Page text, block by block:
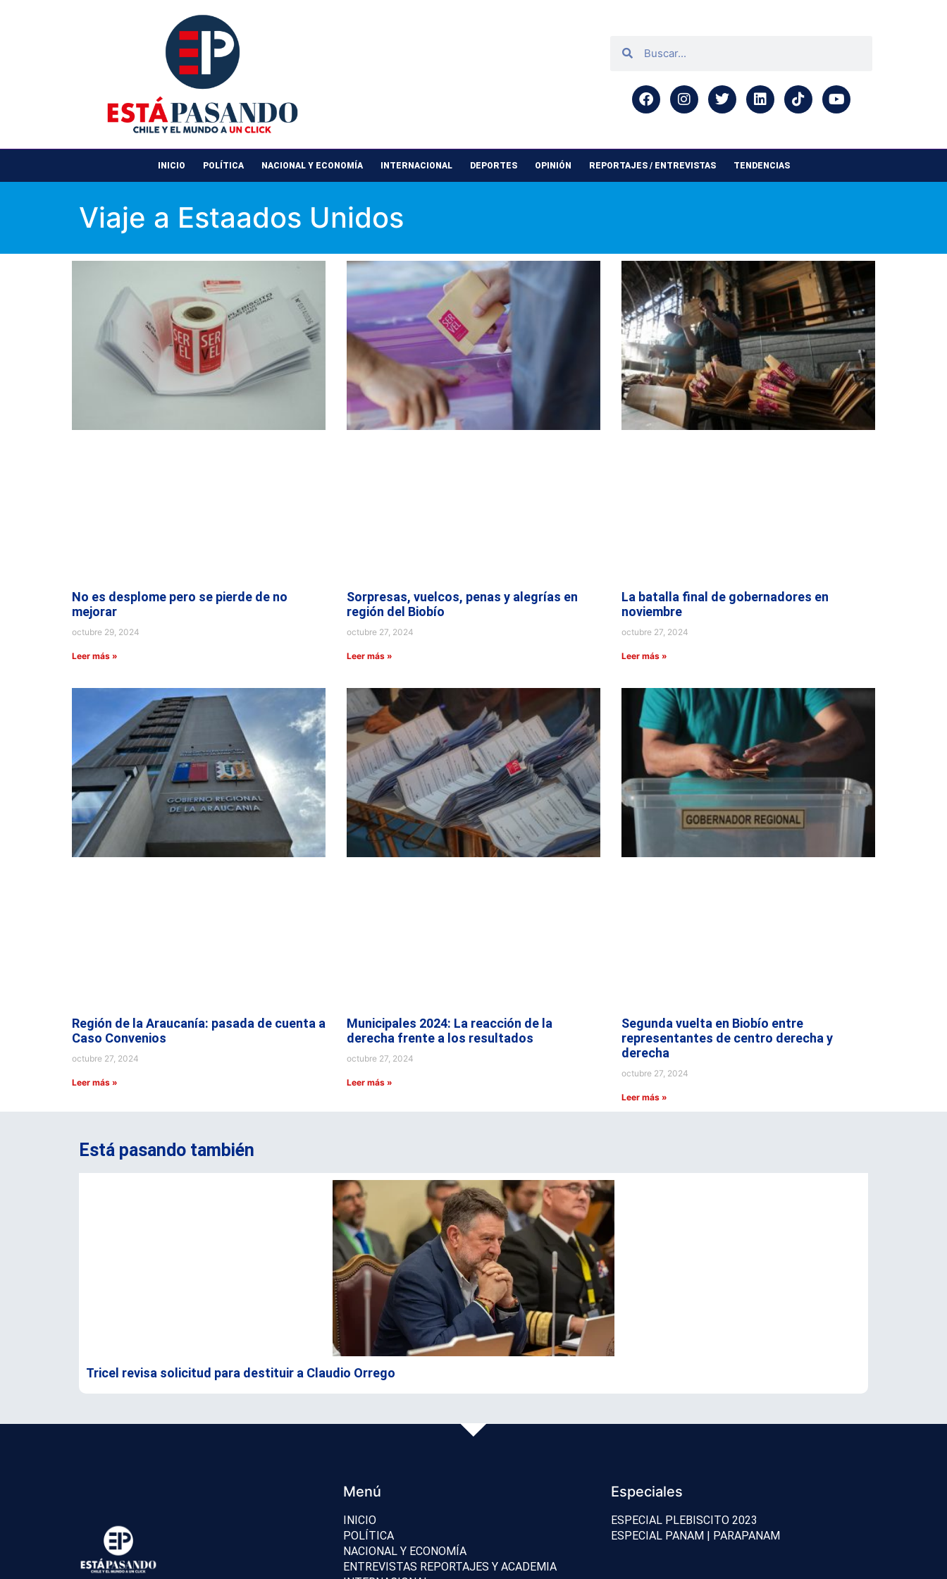
INICIO POLÍTICA NACIONAL Y ECONOMÍA INTERNACIONAL DEPORTES OPINIÓN REPORTAJES / ENTREVISTAS TENDENCIAS
Viaje a Estaados Unidos
No es desplome pero se pierde de no
mejorar
octubre 29, 2024
Leer más »
Sorpresas, vuelcos, penas y alegrías en
región del Biobío
octubre 27, 2024
Leer más »
La batalla final de gobernadores en
noviembre
octubre 27, 2024
Leer más »
Región de la Araucanía: pasada de cuenta a
Caso Convenios
octubre 27, 2024
Leer más »
Municipales 2024: La reacción de la
derecha frente a los resultados
octubre 27, 2024
Leer más »
Segunda vuelta en Biobío entre
representantes de centro derecha y
derecha
octubre 27, 2024
Leer más »
Está pasando también
Tricel revisa solicitud para destituir a Claudio Orrego
Menú
INICIO
POLÍTICA
NACIONAL Y ECONOMÍA
ENTREVISTAS REPORTAJES Y ACADEMIA
Especiales
ESPECIAL PLEBISCITO 2023
ESPECIAL PANAM | PARAPANAM